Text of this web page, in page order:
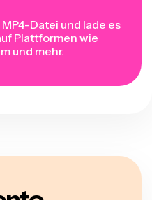
Datei und lade es
Plattformen wie
und mehr.